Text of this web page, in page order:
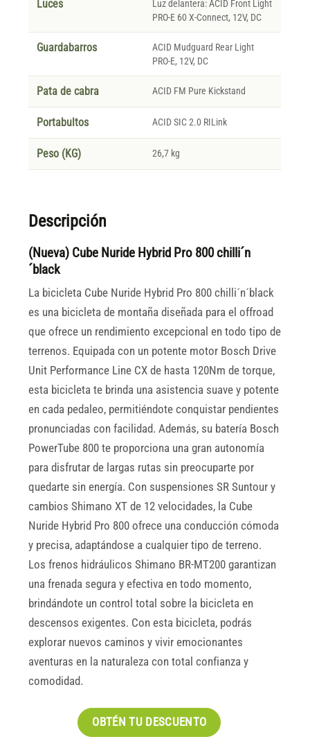
Luces
Luz delantera: ACID Front Light
PRO-E 60 X-Connect, 12V, DC
Guardabarros
ACID Mudguard Rear Light
PRO-E, 12V, DC
Pata de cabra ACID FM Pure Kickstand
Portabultos ACID SIC 2.0 RILink
Peso (KG) 26,7 kg
Descripción
(Nueva) Cube Nuride Hybrid Pro 800 chilli´n
´black
La bicicleta Cube Nuride Hybrid Pro 800 chilli´n´black
es una bicicleta de montaña diseñada para el offroad
que ofrece un rendimiento excepcional en todo tipo de
terrenos. Equipada con un potente motor Bosch Drive
Unit Performance Line CX de hasta 120Nm de torque,
esta bicicleta te brinda una asistencia suave y potente
en cada pedaleo, permitiéndote conquistar pendientes
pronunciadas con facilidad. Además, su batería Bosch
PowerTube 800 te proporciona una gran autonomía
para disfrutar de largas rutas sin preocuparte por
quedarte sin energía. Con suspensiones SR Suntour y
cambios Shimano XT de 12 velocidades, la Cube
Nuride Hybrid Pro 800 ofrece una conducción cómoda
y precisa, adaptándose a cualquier tipo de terreno.
Los frenos hidráulicos Shimano BR-MT200 garantizan
una frenada segura y efectiva en todo momento,
brindándote un control total sobre la bicicleta en
descensos exigentes. Con esta bicicleta, podrás
explorar nuevos caminos y vivir emocionantes
aventuras en la naturaleza con total confianza y
comodidad.
OBTÉN TU DESCUENTO